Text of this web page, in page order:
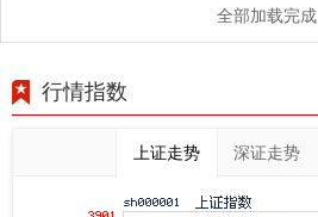
全部加载完成
行情指数
上证走势 深证走势